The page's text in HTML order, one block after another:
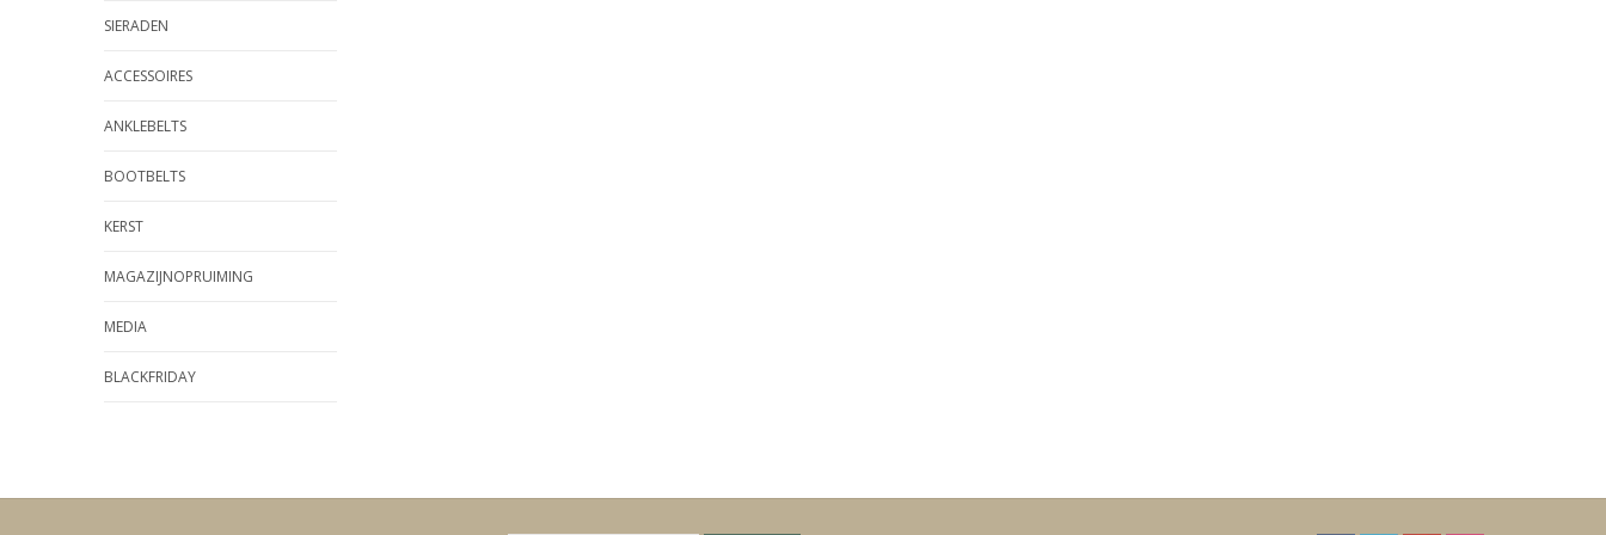
SIERADEN
ACCESSOIRES
ANKLEBELTS
BOOTBELTS
KERST
MAGAZIJNOPRUIMING
MEDIA
BLACKFRIDAY